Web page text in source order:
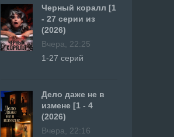
Черный коралл [1
- 27 серии из
(2026)
Вчера, 22:25
1-27 серий
Дело даже не в
измене [1 - 4
(2026)
Вчера, 22:16